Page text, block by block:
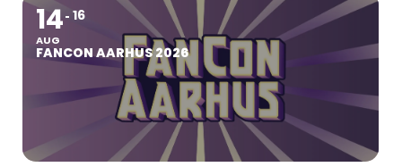
14
AUG
16
FANCON AARHUS 2026